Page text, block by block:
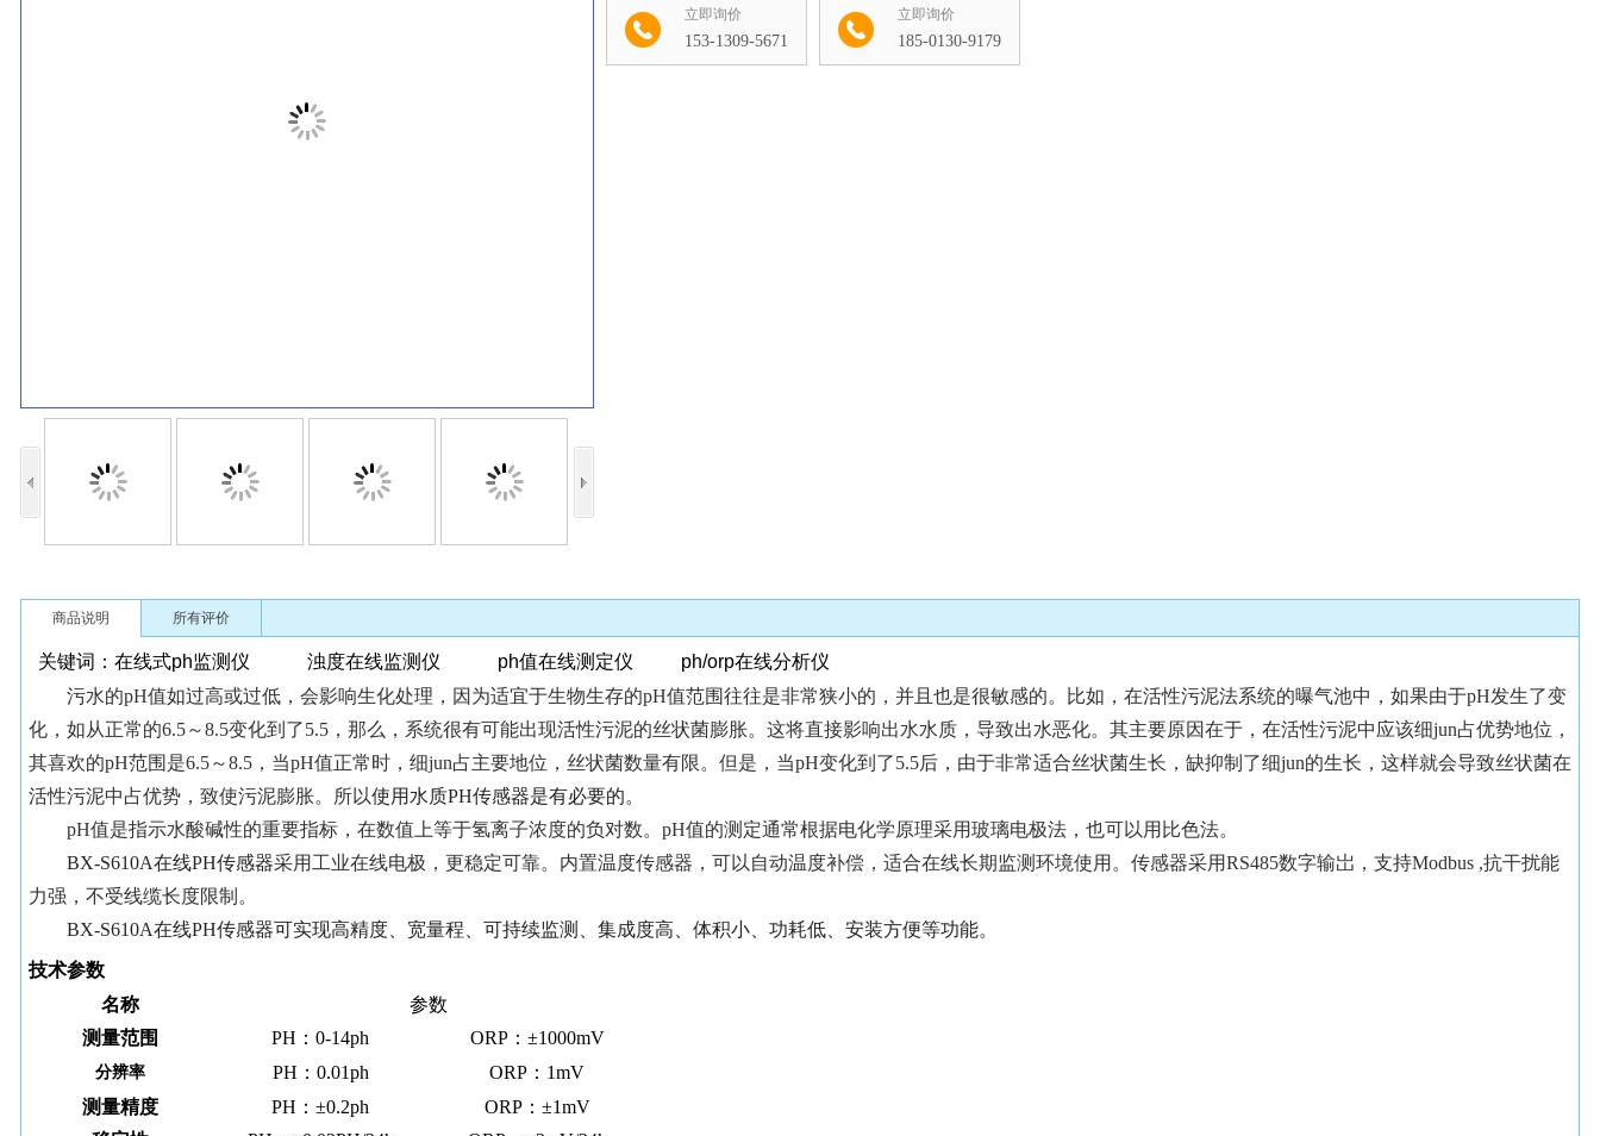
立即询价
153-1309-5671
立即询价
185-0130-9179
商品说明 所有评价
关键词：在线式ph监测仪 浊度在线监测仪 ph值在线测定仪 ph/orp在线分析仪
污水的pH值如过高或过低，会影响生化处理，因为适宜于生物生存的pH值范围往往是非常狭小的，并且也是很敏感的。比如，在活性污泥法系统的曝气池中，如果由于pH发生了变
化，如从正常的6.5～8.5变化到了5.5，那么，系统很有可能出现活性污泥的丝状菌膨胀。这将直接影响出水水质，导致出水恶化。其主要原因在于，在活性污泥中应该细jun占优势地位，
其喜欢的pH范围是6.5～8.5，当pH值正常时，细jun占主要地位，丝状菌数量有限。但是，当pH变化到了5.5后，由于非常适合丝状菌生长，缺抑制了细jun的生长，这样就会导致丝状菌在
活性污泥中占优势，致使污泥膨胀。
所以使用水质PH传感器是有必要的。
pH值是指示水酸碱性的重要指标，在数值上等于氢离子浓度的负对数。pH值的测定通常根据电化学原理采用玻璃电极法，也可以用比色法。
BX-S610A在线PH传感器采用工业在线电极，更稳定可靠。内置温度传感器，可以自动温度补偿，适合在线长期监测环境使用。传感器采用RS485数字输岀，支持Modbus ,抗干扰能
力强，不受线缆长度限制。
BX-S610A在线PH传感器可实现高精度、宽量程、可持续监测、 集成度高、体积小、功耗低、安装方便等功能。
技术参数
名称
参数
测量范围
PH：0-14ph ORP：±1000mV
分辨率 PH：0.01ph
ORP：1mV
测量精度
PH：±0.2ph
ORP：±1mV